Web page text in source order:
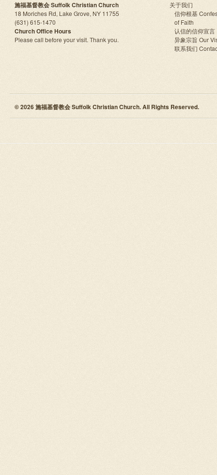
施福基督教会 Suffolk Christian Church
18 Moriches Rd, Lake Grove, NY 11755
(631) 615-1470
Church Office Hours
Please call before your visit. Thank you.
关于我们
信仰根基
of Faith
认信的信仰宣言
异象宗旨 Our
联系我们
© 2026 施福基督教会 Suffolk Christian Church. All Rights Reserved.